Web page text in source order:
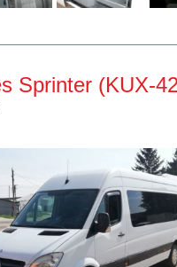
Sprinter (KUX-